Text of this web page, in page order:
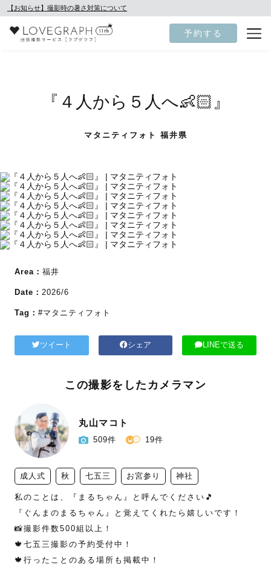
【お知らせ】撮影時の暑さ対策について
予約する
『４人から５人へ👶🏻』
マタニティフォト 福井県
Area： 福井
Date： 2026/6
Tag： #マタニティフォト
ツイート シェア LINEで送る
この撮影をしたカメラマン
丸山マコト
509件 19件
成人式 秋 七五三 お宮参り 神社
私のことは、『まるちゃん』と呼んでください🎵
『ぐんまのまるちゃん』と覚えてくれたら嬉しいです！
📸撮影件数500組以上！
🍁七五三撮影の予約受付中！
🍁行ったことのある場所も掲載中！